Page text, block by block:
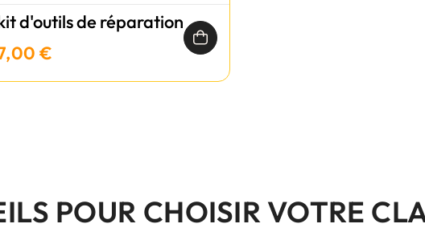
d'outils de réparation
€
POUR CHOISIR VOTRE